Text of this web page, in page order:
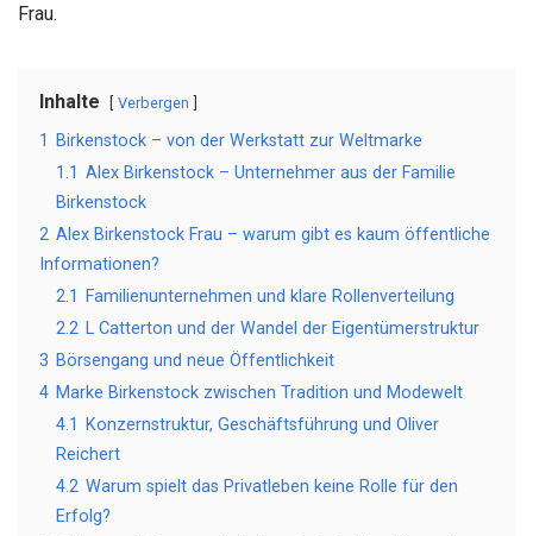
Frau.
Inhalte Verbergen
1
Birkenstock – von der Werkstatt zur Weltmarke
1.1 Alex Birkenstock – Unternehmer aus der Familie
Birkenstock
2 Alex Birkenstock Frau – warum gibt es kaum öffentliche
Informationen?
2.1
Familienunternehmen und klare Rollenverteilung
2.2 L Catterton und der Wandel der Eigentümerstruktur
3 Börsengang und neue Öffentlichkeit
4 Marke Birkenstock zwischen Tradition und Modewelt
4.1
Konzernstruktur, Geschäftsführung und Oliver
Reichert
4.2 Warum spielt das Privatleben keine Rolle für den
Erfolg?